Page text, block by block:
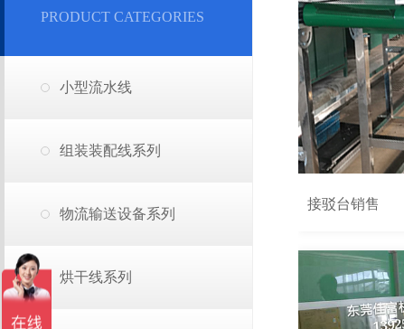
PRODUCT CATEGORIES
小型流水线
组装装配线系列
物流输送设备系列
烘干线系列
接驳台销售